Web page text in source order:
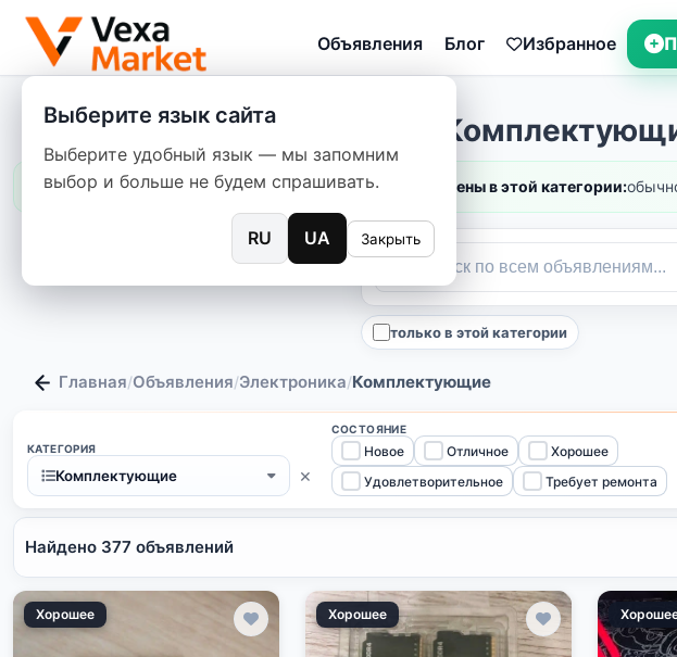
Объявления Блог Избранное
Выберите язык сайта
Выберите удобный язык — мы запомним
выбор и больше не будем спрашивать.
RU UA Закрыть
Цены в этой категории:
только в этой категории
Главная/Объявления/Электроника/Комплектующие
КАТЕГОРИЯ
Комплектующие ×
СОСТОЯНИЕ
Новое Отличное
Хорошее
Удовлетворительное
Требует ремонта
Найдено 377 объявлений
Хорошее Хорошее